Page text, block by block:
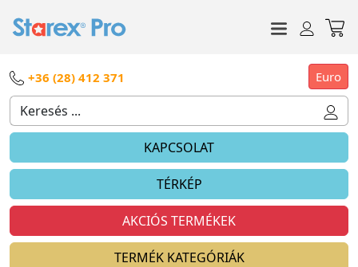
+36 (28) 412 371 Euro
KAPCSOLAT
TÉRKÉP
AKCIÓS TERMÉKEK
TERMÉK KATEGÓRIÁK